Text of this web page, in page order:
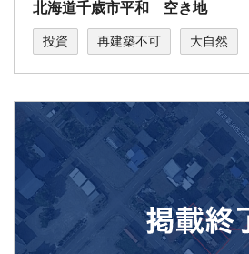
北海道千歳市平和 空き地
投資 再建築不可 大自然